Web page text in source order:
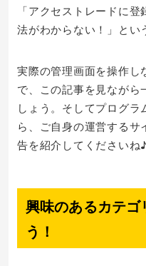
「アクセストレードに
法がわからない！」とい
実際の管理画面を操作し
で、この記事を見ながら
しょう。そしてプログラ
ら、ご自身の運営する
告を紹介してくださいね
興味のあるカテゴ
う！